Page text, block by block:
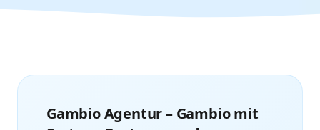
Gambio Agentur – Gambio mit